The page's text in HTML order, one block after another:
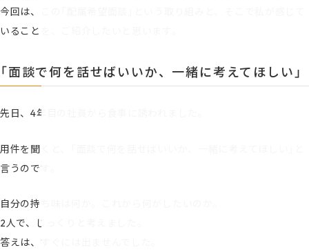
今回は、この「配属希望面談」という取り組みと、そこで私が感じて
いることを、ご紹介したいと思います。
「面談で何を話せばいいか、一緒に考えてほしい」
先日、4年目の社員から食事に誘われました。
用件を聞くと、「面談で何を話せばいいか、一緒に考えてほしい」と
言うのです。
自分の持ち味は何か。これから何がしたいのか。
2人で、じっくりと考えました。
答えは、すぐには出ませんでした。